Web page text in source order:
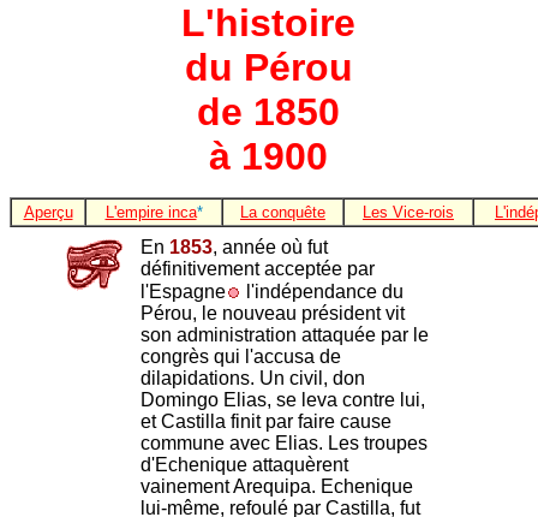
L'histoire
du Pérou
de 1850
à 1900
Aperçu L'empire inca* La conquête Les Vice-rois
En 1853, année où fut
définitivement acceptée par
l'Espagne
l'indépendance du
Pérou, le nouveau président vit
son administration attaquée par le
congrès qui l'accusa de
dilapidations. Un civil, don
Domingo Elias, se leva contre lui,
et Castilla finit par faire cause
commune avec Elias. Les troupes
d'Echenique attaquèrent
vainement Arequipa. Echenique
lui-même, refoulé par Castilla, fut